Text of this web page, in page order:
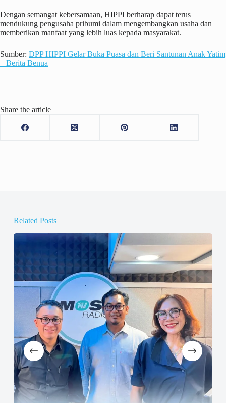
Dengan semangat kebersamaan, HIPPI berharap dapat terus
mendukung pengusaha pribumi dalam mengembangkan usaha dan
memberikan manfaat yang lebih luas kepada masyarakat.
Sumber: DPP HIPPI Gelar Buka Puasa dan Beri Santunan Anak Yatim
– Berita Benua
Share the article
Related Posts